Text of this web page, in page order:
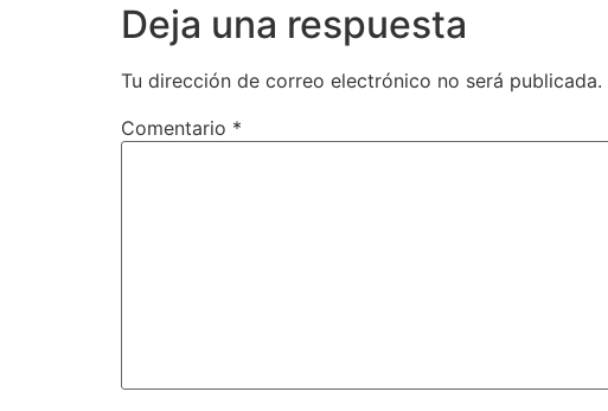
Deja una respuesta
Tu dirección de correo electrónico no será publicada.
Comentario *